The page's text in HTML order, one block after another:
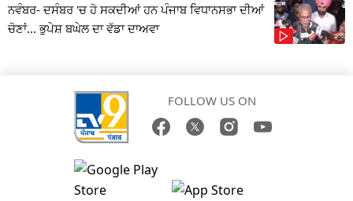
ਨਵੰਬਰ- ਦਸੰਬਰ 'ਚ ਹੋ ਸਕਦੀਆਂ ਹਨ ਪੰਜਾਬ ਵਿਧਾਨਸਭਾ ਦੀਆਂ
ਚੋਣਾਂ... ਭੁਪੇਸ਼ ਬਘੇਲ ਦਾ ਵੱਡਾ ਦਾਅਵਾ
FOLLOW US ON